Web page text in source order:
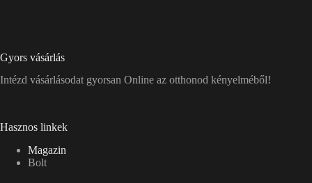
Gyors vásárlás
Intézd vásárlásodat gyorsan Online az otthonod kényelméből!
Hasznos linkek
Magazin
Bolt